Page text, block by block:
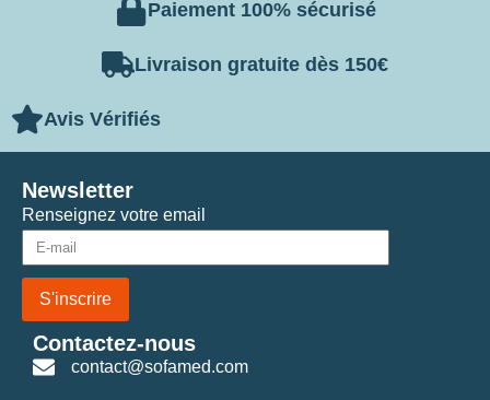
Paiement 100% sécurisé
Livraison gratuite dès 150€
Avis Vérifiés
Renseignez votre email
S'inscrire
Newsletter
Contactez-nous
contact@sofamed.com